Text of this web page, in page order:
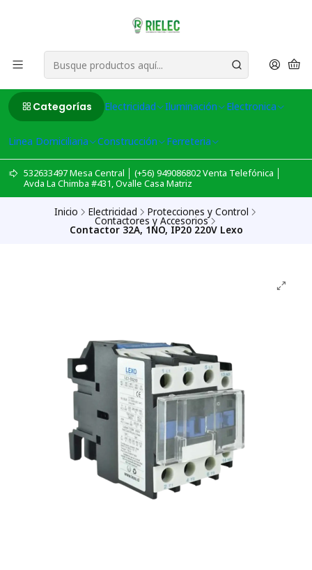
Categorías Electricidad Iluminación Electronica
Linea Domiciliaria Construcción Ferreteria
532633497 Mesa Central │ (+56) 949086802 Venta Telefónica │
Avda La Chimba #431, Ovalle Casa Matriz
Inicio Electricidad Protecciones y Control
Contactores y Accesorios
Contactor 32A, 1NO, IP20 220V Lexo